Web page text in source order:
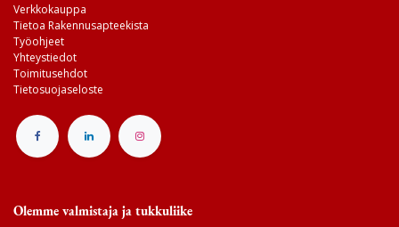
Verkkokauppa
Tietoa Rakennusapteekista
Työohjeet
Yhteystiedot
Toimitusehdot
Tietosuojaseloste
Olemme valmistaja ja tukkuliike